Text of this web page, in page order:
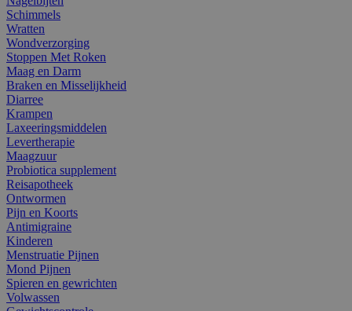
Schimmels
Wratten
Wondverzorging
Stoppen Met Roken
Maag en Darm
Braken en Misselijkheid
Diarree
Krampen
Laxeeringsmiddelen
Levertherapie
Maagzuur
Probiotica supplement
Reisapotheek
Ontwormen
Pijn en Koorts
Antimigraine
Kinderen
Menstruatie Pijnen
Mond Pijnen
Spieren en gewrichten
Volwassen